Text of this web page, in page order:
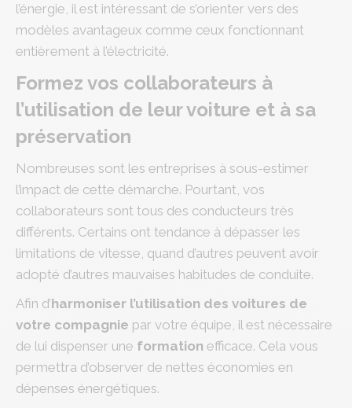
l’énergie, il est intéressant de s’orienter vers des
modèles avantageux comme ceux fonctionnant
entièrement à l’électricité.
Formez vos collaborateurs à
l’utilisation de leur voiture et à sa
préservation
Nombreuses sont les entreprises à sous-estimer
l’impact de cette démarche. Pourtant, vos
collaborateurs sont tous des conducteurs très
différents. Certains ont tendance à dépasser les
limitations de vitesse, quand d’autres peuvent avoir
adopté d’autres mauvaises habitudes de conduite.
Afin d’harmoniser l’utilisation des voitures de
votre compagnie par votre équipe, il est nécessaire
de lui dispenser une formation efficace. Cela vous
permettra d’observer de nettes économies en
dépenses énergétiques.